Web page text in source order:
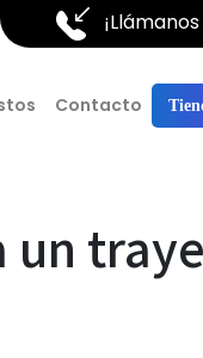
¡Llámanos
Contacto
un